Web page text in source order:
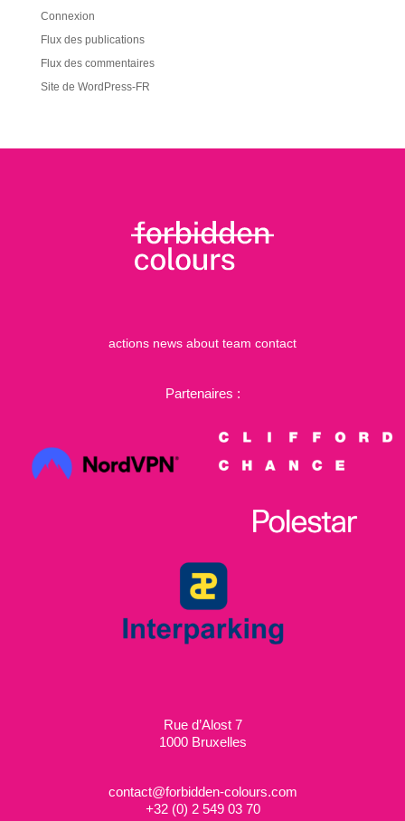
Connexion
Flux des publications
Flux des commentaires
Site de WordPress-FR
actions news about team contact
Partenaires :
Rue d’Alost 7
1000 Bruxelles
contact@forbidden-colours.com
+32 (0) 2 549 03 70